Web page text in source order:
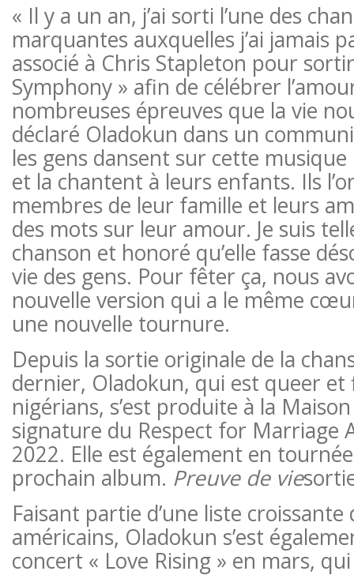
« Il y a un an, j’ai sorti l’une des
marquantes auxquelles j’ai jamais
associé à Chris Stapleton pour
Symphony » afin de célébrer
nombreuses épreuves que la vie
déclaré Oladokun dans un
les gens dansent sur cette
et la chantent à leurs enfants. Ils
membres de leur famille et leurs
des mots sur leur amour. Je suis
chanson et honoré qu’elle fasse
vie des gens. Pour fêter ça, nous
nouvelle version qui a le même
une nouvelle tournure.
Depuis la sortie originale de la
dernier, Oladokun, qui est queer et
nigérians, s’est produite à la
signature du Respect for Marriage
2022. Elle est également en
prochain album. Preuve de vie
Faisant partie d’une liste croissante
américains, Oladokun s’est
concert « Love Rising » en mars,